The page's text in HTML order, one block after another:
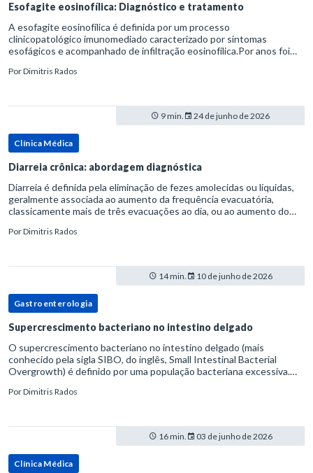
Esofagite eosinofílica: Diagnóstico e tratamento
A esofagite eosinofílica é definida por um processo
clinicopatológico imunomediado caracterizado por sintomas
esofágicos e acompanhado de infiltração eosinofílica.Por anos foi
refluxo gastr
PorDimitris Rados
9 min. 24 de junho de 2026
Clínica Médica
Diarreia crônica: abordagem diagnóstica
Diarreia é definida pela eliminação de fezes amolecidas ou líquidas,
geralmente associada ao aumento da frequência evacuatória,
classicamente mais de três evacuações ao dia, ou ao aumento do
PorDimitris Rados
14 min. 10 de junho de 2026
Gastroenterologia
Supercrescimento bacteriano no intestino delgado
O supercrescimento bacteriano no intestino delgado (mais
conhecido pela sigla SIBO, do inglês, Small Intestinal Bacterial
Overgrowth) é definido por uma população bacteriana excessiva.
PorDimitris Rados
16 min. 03 de junho de 2026
Clínica Médica